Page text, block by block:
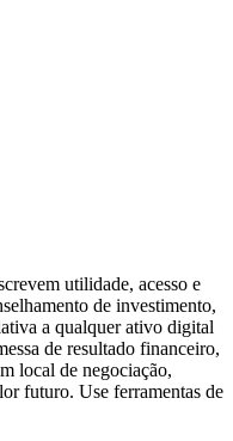
utilidade, acesso e
de investimento,
a qualquer ativo digital
de resultado financeiro,
local de negociação,
futuro. Use ferramentas de